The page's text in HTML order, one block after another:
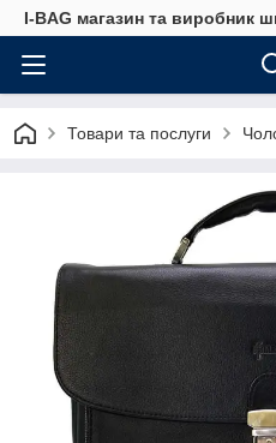
I-BAG магазин та виробник
Товари та послуги